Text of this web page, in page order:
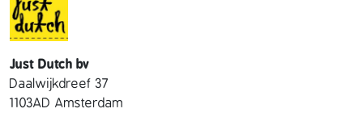
Just Dutch bv
Daalwijkdreef 37
1103AD Amsterdam